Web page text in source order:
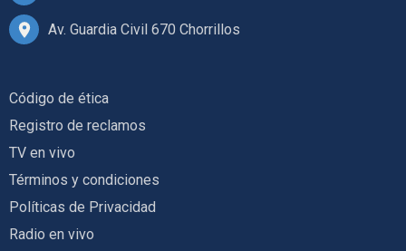
Av. Guardia Civil 670 Chorrillos
Código de ética
Registro de reclamos
TV en vivo
Términos y condiciones
Políticas de Privacidad
Radio en vivo